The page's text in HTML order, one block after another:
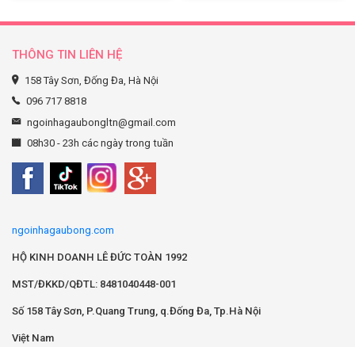
THÔNG TIN LIÊN HỆ
158 Tây Sơn, Đống Đa, Hà Nội
096 717 8818
ngoinhagaubongltn@gmail.com
08h30 - 23h các ngày trong tuần
ngoinhagaubong.com
HỘ KINH DOANH LÊ ĐỨC TOÀN 1992
MST/ĐKKD/QĐTL: 8481040448-001
Số 158 Tây Sơn, P.Quang Trung, q.Đống Đa, Tp.Hà Nội
Việt Nam